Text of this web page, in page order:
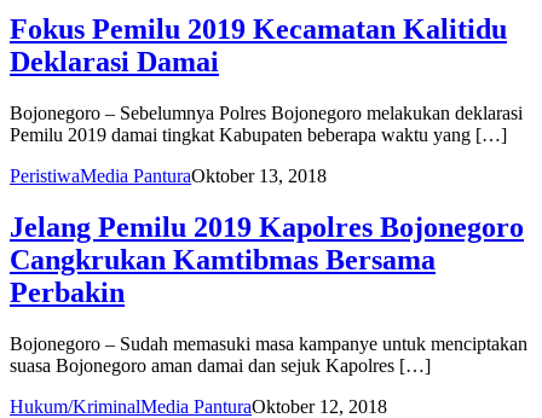
Fokus Pemilu 2019 Kecamatan Kalitidu
Deklarasi Damai
Bojonegoro – Sebelumnya Polres Bojonegoro melakukan deklarasi
Pemilu 2019 damai tingkat Kabupaten beberapa waktu yang […]
PeristiwaMedia PanturaOktober 13, 2018
Jelang Pemilu 2019 Kapolres Bojonegoro
Cangkrukan Kamtibmas Bersama
Perbakin
Bojonegoro – Sudah memasuki masa kampanye untuk menciptakan
suasa Bojonegoro aman damai dan sejuk Kapolres […]
Hukum/KriminalMedia PanturaOktober 12, 2018